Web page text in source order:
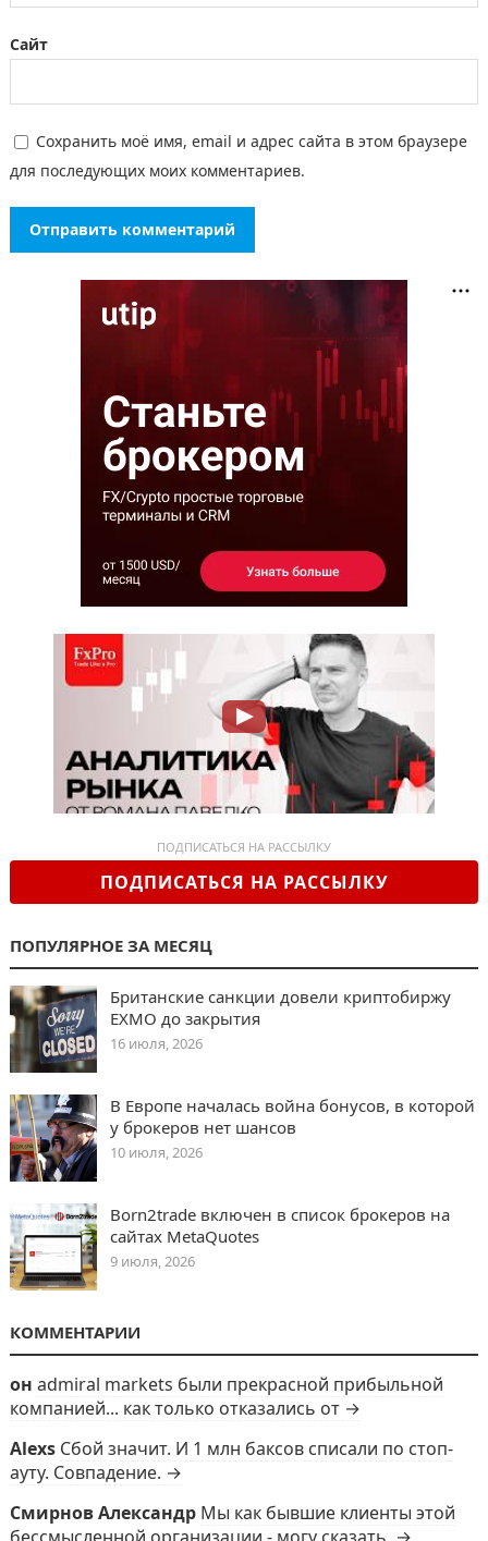
Сайт
Сохранить моё имя, email и адрес сайта в этом браузере
для последующих моих комментариев.
ПОДПИСАТЬСЯ НА РАССЫЛКУ
ПОДПИСАТЬСЯ НА РАССЫЛКУ
ПОПУЛЯРНОЕ ЗА МЕСЯЦ
Британские санкции довели криптобиржу
EXMO до закрытия
16 июля, 2026
В Европе началась война бонусов, в которой
у брокеров нет шансов
10 июля, 2026
Born2trade включен в список брокеров на
сайтах MetaQuotes
9 июля, 2026
КОММЕНТАРИИ
он admiral markets были прекрасной прибыльной
компанией... как только отказались от →
Alexs Сбой значит. И 1 млн баксов списали по стоп-
ауту. Совпадение. →
Смирнов Александр Мы как бывшие клиенты этой